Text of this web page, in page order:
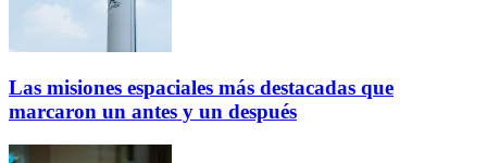
Las misiones espaciales más destacadas que
marcaron un antes y un después